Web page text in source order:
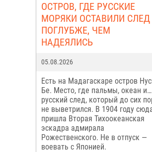
ОСТРОВ, ГДЕ РУССКИЕ
МОРЯКИ ОСТАВИЛИ СЛЕД
ПОГЛУБЖЕ, ЧЕМ
НАДЕЯЛИСЬ
05.08.2026
Есть на Мадагаскаре остров
Бе. Место, где пальмы, океан и…
русский след, который до сих
не выветрился. В 1904 году
пришла Вторая Тихоокеанская
эскадра адмирала
Рожественского. Не в отпуск —
воевать с Японией.